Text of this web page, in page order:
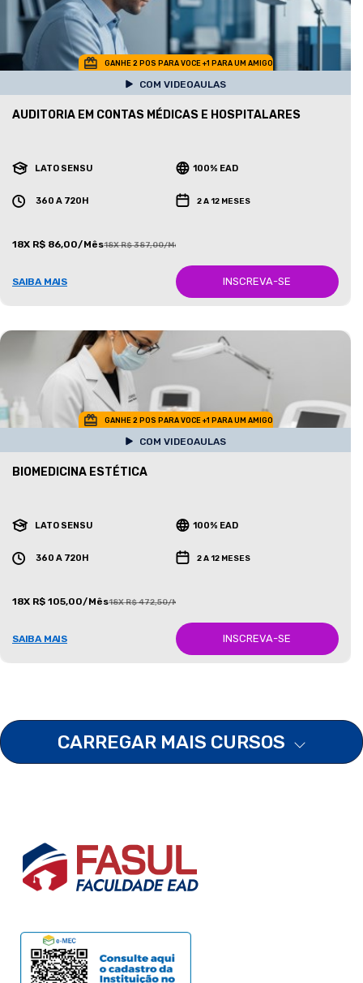
GANHE 2 POS PARA VOCE +1 PARA UM AMIGO
COM VIDEOAULAS
AUDITORIA EM CONTAS MÉDICAS E HOSPITALARES
LATO SENSU 100% EAD
360 A 720H 2 A 12 MESES
18X R$ 86,00/Mês18X R$ 387,00/Mês
SAIBA MAIS INSCREVA-SE
GANHE 2 POS PARA VOCE +1 PARA UM AMIGO
COM VIDEOAULAS
BIOMEDICINA ESTÉTICA
LATO SENSU 100% EAD
360 A 720H 2 A 12 MESES
18X R$ 105,00/Mês18X R$ 472,50/Mês
SAIBA MAIS INSCREVA-SE
CARREGAR MAIS CURSOS